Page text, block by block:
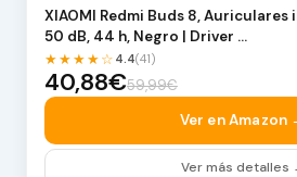
XIAOMI Redmi Buds 8, Auriculares
50 dB, 44 h, Negro | Driver …
★★★★☆ 4.4(41)
40,88€59,99€
Ver en Amazon
Ver más detalles